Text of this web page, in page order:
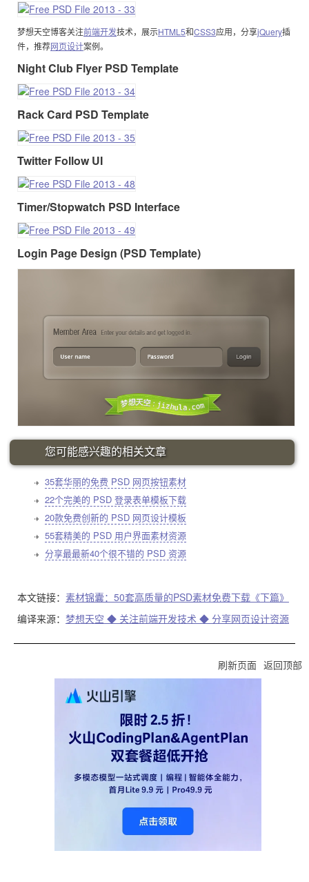
梦想天空博客关注前端开发技术，展示HTML5和CSS3应用，分享jQuery插
件，推荐网页设计案例。
Night Club Flyer PSD Template
Rack Card PSD Template
Twitter Follow UI
Timer/Stopwatch PSD Interface
Login Page Design (PSD Template)
您可能感兴趣的相关文章
35套华丽的免费 PSD 网页按钮素材
22个完美的 PSD 登录表单模板下载
20款免费创新的 PSD 网页设计模板
55套精美的 PSD 用户界面素材资源
分享最最新40个很不错的 PSD 资源
本文链接： 素材锦囊：50套高质量的PSD素材免费下载《下篇》
编译来源： 梦想天空 ◆ 关注前端开发技术 ◆ 分享网页设计资源
刷新页面 返回顶部